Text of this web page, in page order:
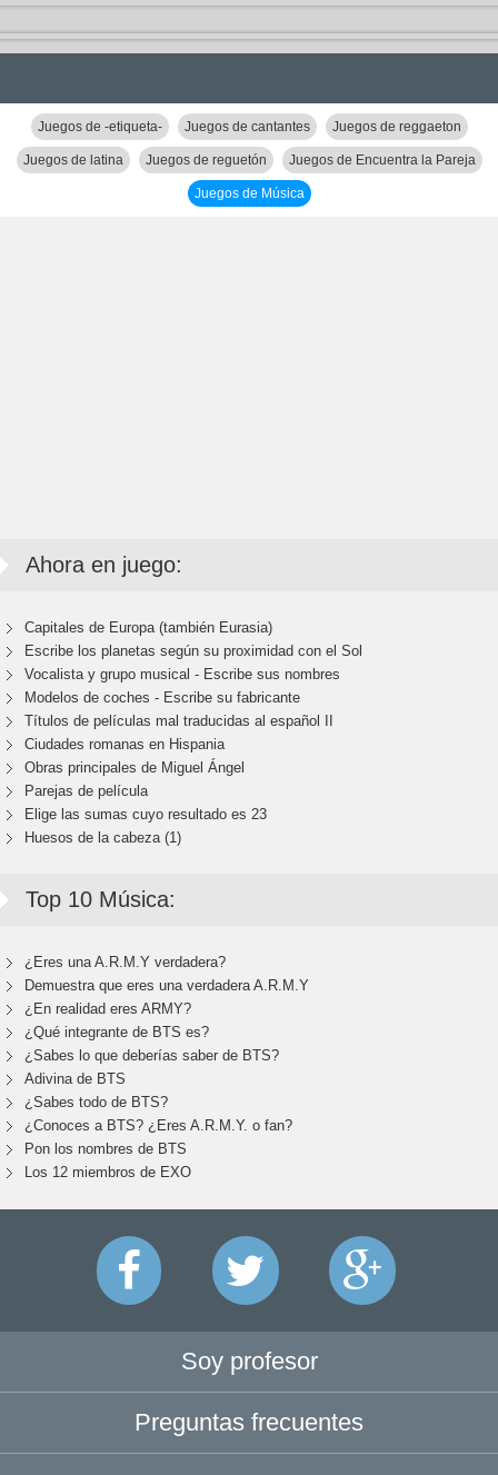
Juegos de -etiqueta- Juegos de cantantes Juegos de reggaeton
Juegos de latina Juegos de reguetón Juegos de Encuentra la Pareja
Juegos de Música
Ahora en juego:
Capitales de Europa (también Eurasia)
Escribe los planetas según su proximidad con el Sol
Vocalista y grupo musical - Escribe sus nombres
Modelos de coches - Escribe su fabricante
Títulos de películas mal traducidas al español II
Ciudades romanas en Hispania
Obras principales de Miguel Ángel
Parejas de película
Elige las sumas cuyo resultado es 23
Huesos de la cabeza (1)
Top 10 Música:
¿Eres una A.R.M.Y verdadera?
Demuestra que eres una verdadera A.R.M.Y
¿En realidad eres ARMY?
¿Qué integrante de BTS es?
¿Sabes lo que deberías saber de BTS?
Adivina de BTS
¿Sabes todo de BTS?
¿Conoces a BTS? ¿Eres A.R.M.Y. o fan?
Pon los nombres de BTS
Los 12 miembros de EXO
Soy profesor
Preguntas frecuentes